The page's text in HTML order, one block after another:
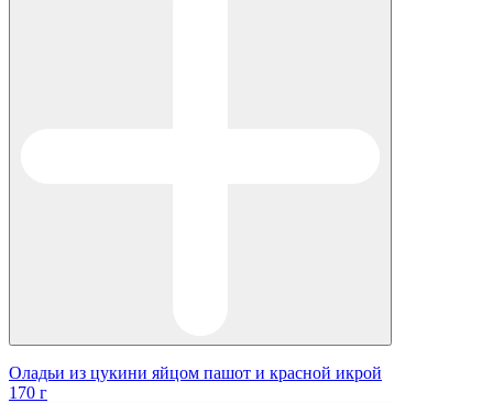
Оладьи из цукини яйцом пашот и красной икрой
170 г